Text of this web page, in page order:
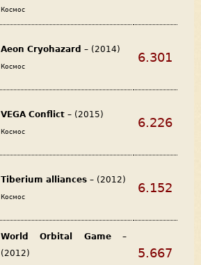
Космос
Aeon Cryohazard – (2014)
Космос
6.301
VEGA Conflict – (2015)
Космос
6.226
Tiberium alliances – (2012)
Космос
6.152
World Orbital Game–
(2012)
5.667